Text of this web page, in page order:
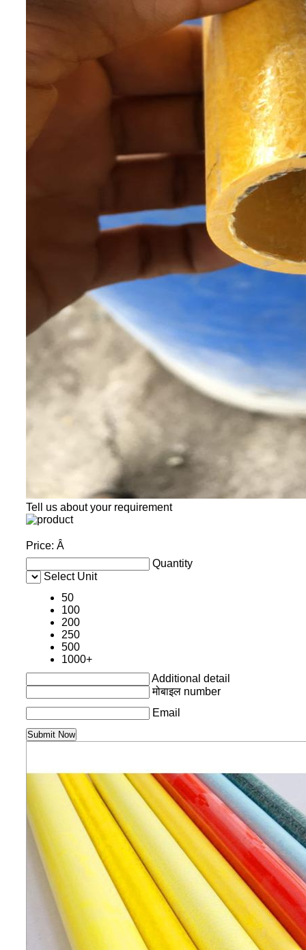
Tell us about your requirement
Price: Â
Quantity
Select Unit
50
100
200
250
500
1000+
Additional detail
मोबाइल number
Email